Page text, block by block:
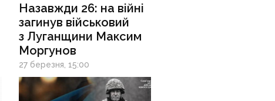
Назавжди 26: на війні
загинув військовий
з Луганщини Максим
Моргунов
27 березня, 15:00